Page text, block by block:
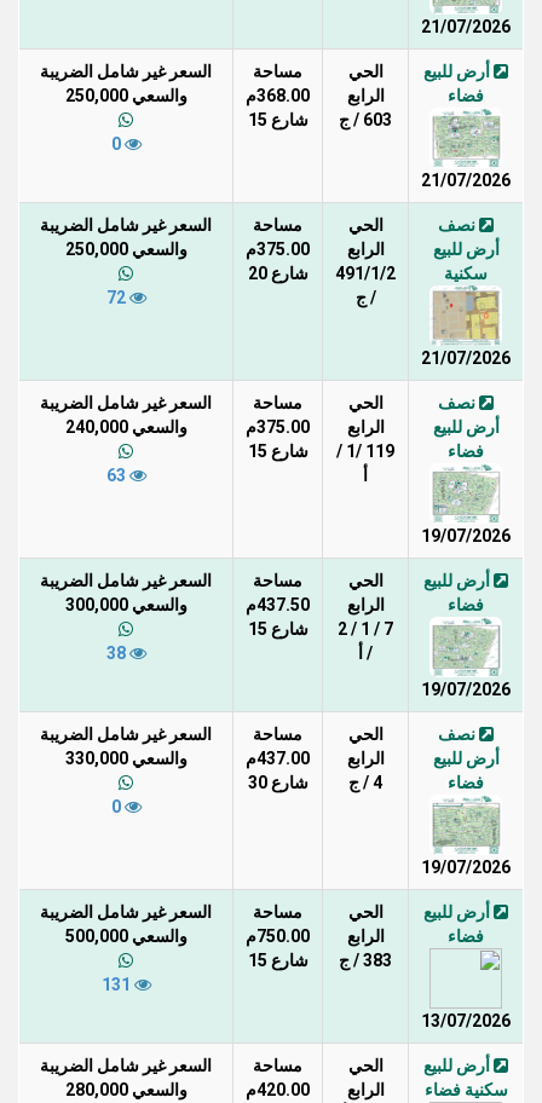
21/07/2026
أرض للبيع
فضاء
21/07/2026
الحي
الرابع
603 / ج
مساحة
368.00م
شارع 15
السعر غير شامل الضريبة
والسعي 250,000
0
نصف
أرض للبيع
سكنية
21/07/2026
الحي
الرابع
491/1/2
/ ج
مساحة
375.00م
شارع 20
السعر غير شامل الضريبة
والسعي 250,000
72
نصف
أرض للبيع
فضاء
19/07/2026
الحي
الرابع
119 /1 /
مساحة
375.00م
شارع 15
السعر غير شامل الضريبة
والسعي 240,000
أرض للبيع
فضاء
19/07/2026
الحي
الرابع
7 / 1 / 2
/ أ
مساحة
437.50م
شارع 15
السعر غير شامل الضريبة
والسعي 300,000
38
نصف
أرض للبيع
فضاء
19/07/2026
الحي
الرابع
4 / ج
مساحة
437.00م
شارع 30
السعر غير شامل الضريبة
والسعي 330,000
0
أرض للبيع
فضاء
13/07/2026
الحي
الرابع
383 / ج
مساحة
750.00م
شارع 15
السعر غير شامل الضريبة
والسعي 500,000
أرض للبيع
سكنية فضاء
الحي
الرابع
مساحة
420.00م
السعر غير شامل الضريبة
والسعي 280,000